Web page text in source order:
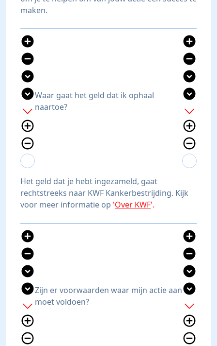
maken.
add_circle
remove_circle
expand_circle_down
expand_circle_down
add
add_circle_outline
remove_circle_outline
expand_more
expand_less
Waar gaat het geld dat ik ophaal
naartoe?
add_circle
remove_circle
expand_circle_down
expand_circle_down
add
add_circle_outline
remove_circle_outline
expand_more
expand_less
Het geld dat je hebt ingezameld, gaat
rechtstreeks naar KWF Kankerbestrijding. Kijk
voor meer informatie op 'Over KWF'.
add_circle
remove_circle
expand_circle_down
expand_circle_down
add
add_circle_outline
remove_circle_outline
Zijn er voorwaarden waar mijn actie aan
moet voldoen?
add_circle
remove_circle
expand_circle_down
expand_circle_down
add
add_circle_outline
remove_circle_outline